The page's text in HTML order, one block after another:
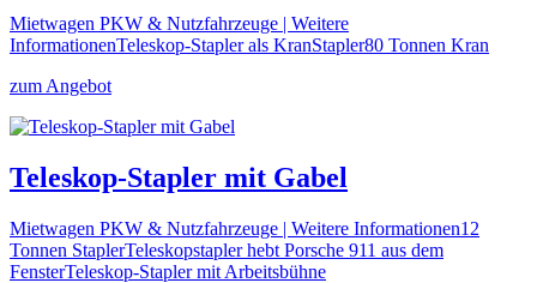
Mietwagen PKW & Nutzfahrzeuge | Weitere
InformationenTeleskop-Stapler als KranStapler80 Tonnen Kran
zum Angebot
Teleskop-Stapler mit Gabel
Mietwagen PKW & Nutzfahrzeuge | Weitere Informationen12
Tonnen StaplerTeleskopstapler hebt Porsche 911 aus dem
FensterTeleskop-Stapler mit Arbeitsbühne